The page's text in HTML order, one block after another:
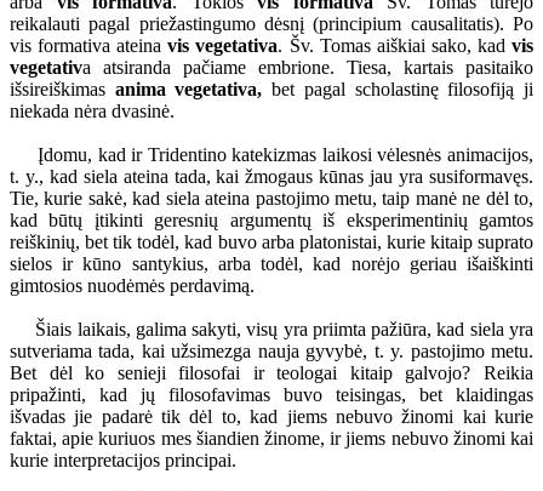
reikalauti pagal priežastingumo dėsnį (principium causalitatis). Po
vis formativa ateinavis vegetativa. Šv. Tomas aiškiai sako, kadvis
vegetativa atsiranda pačiame embrione. Tiesa, kartais pasitaiko
išsireiškimas anima vegetativa, bet pagal scholastinę filosofiją ji
niekada nėra dvasinė.
Įdomu, kad ir Tridentino katekizmas laikosi vėlesnės animacijos,
t. y., kad siela ateina tada, kai žmogaus kūnas jau yra susiformavęs.
Tie, kurie sakė, kad siela ateina pastojimo metu, taip manė ne dėl to,
kad būtų įtikinti geresnių argumentų iš eksperimentinių gamtos
reiškinių, bet tik todėl, kad buvo arba platonistai, kurie kitaip suprato
sielos ir kūno santykius, arba todėl, kad norėjo geriau išaiškinti
gimtosios nuodėmės perdavimą.
Šiais laikais, galima sakyti, visų yra priimta pažiūra, kad siela yra
sutveriama tada, kai užsimezga nauja gyvybė, t. y. pastojimo metu.
Bet dėl ko senieji filosofai ir teologai kitaip galvojo? Reikia
pripažinti, kad jų filosofavimas buvo teisingas, bet klaidingas
išvadas jie padarė tik dėl to, kad jiems nebuvo žinomi kai kurie
faktai, apie kuriuos mes šiandien žinome, ir jiems nebuvo žinomi kai
kurie interpretacijos principai.